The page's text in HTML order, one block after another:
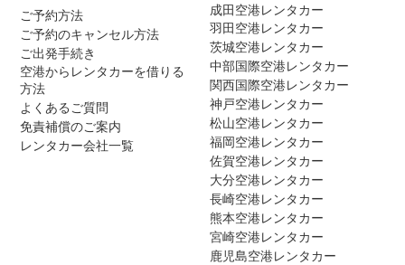
ご予約方法
ご予約のキャンセル方法
ご出発手続き
空港からレンタカーを借りる
方法
よくあるご質問
免責補償のご案内
レンタカー会社一覧
成田空港レンタカー
羽田空港レンタカー
茨城空港レンタカー
中部国際空港レンタカー
関西国際空港レンタカー
神戸空港レンタカー
松山空港レンタカー
福岡空港レンタカー
佐賀空港レンタカー
大分空港レンタカー
長崎空港レンタカー
熊本空港レンタカー
宮崎空港レンタカー
鹿児島空港レンタカー